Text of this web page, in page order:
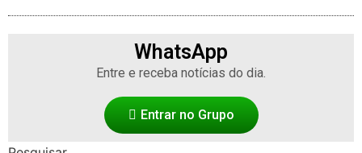
WhatsApp
Entre e receba notícias do dia.
Entrar no Grupo